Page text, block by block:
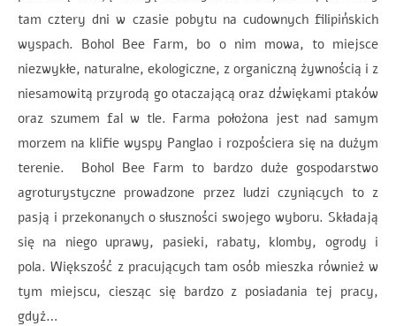
tam cztery dni w czasie pobytu na cudownych filipińskich
wyspach. Bohol Bee Farm, bo o nim mowa, to miejsce
niezwykłe, naturalne, ekologiczne, z organiczną żywnością i z
niesamowitą przyrodą go otaczającą oraz dźwiękami ptaków
oraz szumem fal w tle. Farma położona jest nad samym
morzem na klifie wyspy Panglao i rozpościera się na dużym
terenie. Bohol Bee Farm to bardzo duże gospodarstwo
agroturystyczne prowadzone przez ludzi czyniących to z
pasją i przekonanych o słuszności swojego wyboru. Składają
się na niego uprawy, pasieki, rabaty, klomby, ogrody i
pola. Większość z pracujących tam osób mieszka również w
tym miejscu, ciesząc się bardzo z posiadania tej pracy,
gdyż…